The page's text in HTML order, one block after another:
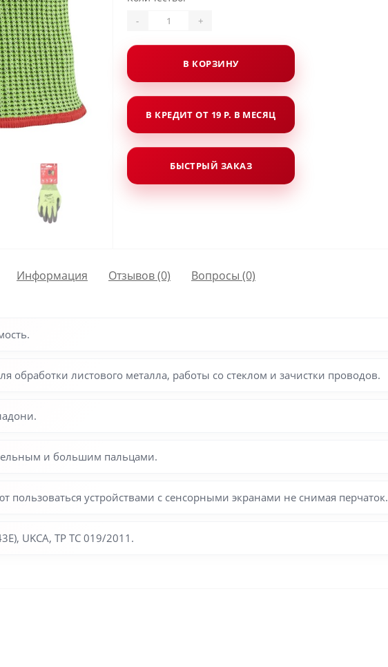
- +
В КОРЗИНУ
В КРЕДИТ ОТ 19 Р. В МЕСЯЦ
БЫСТРЫЙ ЗАКАЗ
Информация Отзывов (0) Вопросы (0)
обработки листового металла, работы со стеклом и зачистки проводов.
и большим пальцами.
пользоваться устройствами с сенсорными экранами не снимая перчаток.
UKCA, ТР ТС 019/2011.